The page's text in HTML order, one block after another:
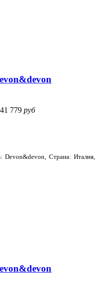
41 779 руб
Devon&devon, Страна: Италия,